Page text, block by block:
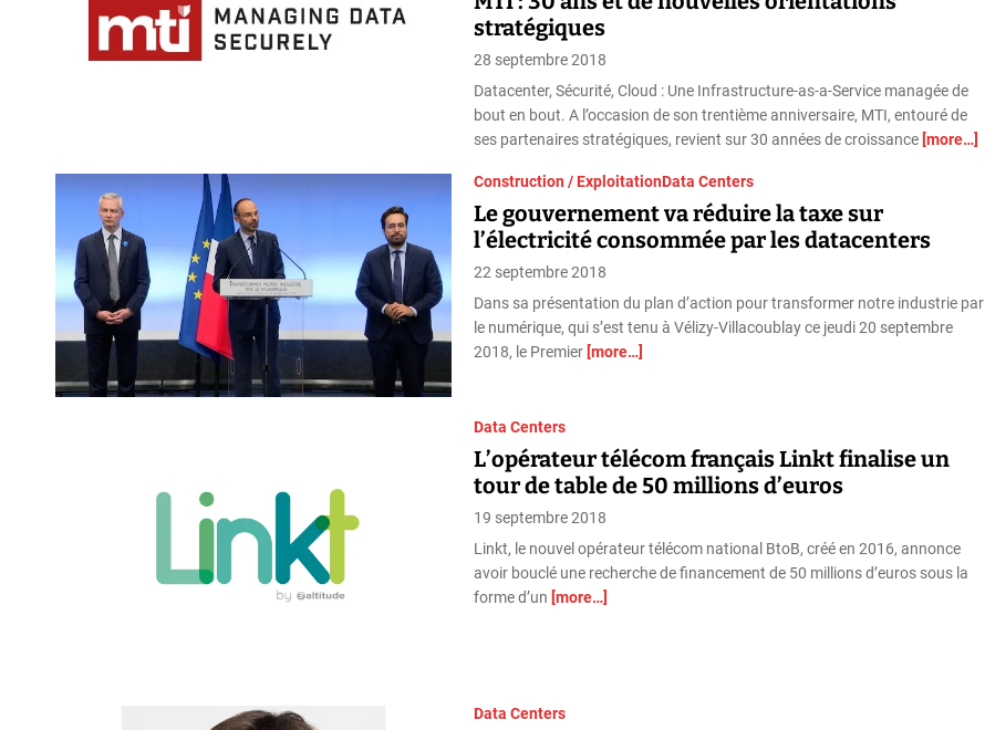
stratégiques
28 septembre 2018
Datacenter, Sécurité, Cloud : Une Infrastructure-as-a-Service managée de
bout en bout. A l’occasion de son trentième anniversaire, MTI, entouré de
ses partenaires stratégiques, revient sur 30 années de croissance [more…]
Construction / ExploitationData Centers
Le gouvernement va réduire la taxe sur
l’électricité consommée par les datacenters
22 septembre 2018
Dans sa présentation du plan d’action pour transformer notre industrie par
le numérique, qui s’est tenu à Vélizy-Villacoublay ce jeudi 20 septembre
2018, le Premier [more…]
Data Centers
L’opérateur télécom français Linkt finalise un
tour de table de 50 millions d’euros
19 septembre 2018
Linkt, le nouvel opérateur télécom national BtoB, créé en 2016, annonce
avoir bouclé une recherche de financement de 50 millions d’euros sous la
forme d’un [more…]
Data Centers